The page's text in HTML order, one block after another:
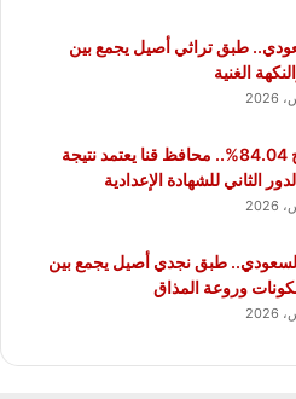
طبق تراثي أصيل يجمع بين
الغنية
بنسبة نجاح 84.04%.. محافظ قنا يعتمد نتيجة
الثاني للشهادة الإعدادية
طبق نجدي أصيل يجمع بين
وروعة المذاق